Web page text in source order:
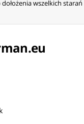
wszelkich